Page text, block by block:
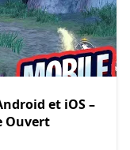
et iOS –
Ouvert